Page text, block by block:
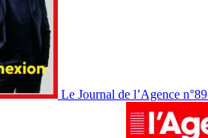
Le Journal de l’Agence n°89